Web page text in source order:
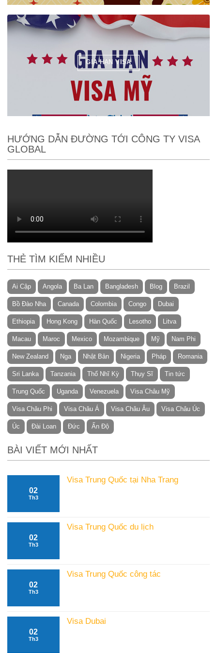
GIA HẠN VISA
HƯỚNG DẪN ĐƯỜNG TỚI CÔNG TY VISA
GLOBAL
THẺ TÌM KIẾM NHIỀU
Ai Cập Angola Ba Lan Bangladesh Blog Brazil
Bồ Đào Nha Canada Colombia Congo Dubai
Ethiopia Hong Kong Hàn Quốc Lesotho Litva
Macau Maroc Mexico Mozambique Mỹ Nam Phi
New Zealand Nga Nhật Bản Nigeria Pháp Romania
Sri Lanka Tanzania Thổ Nhĩ Kỳ Thụy Sĩ Tin tức
Trung Quốc Uganda Venezuela Visa Châu Mỹ
Visa Châu Phi Visa Châu Á Visa Châu Âu Visa Châu Úc
Úc Đài Loan Đức Ấn Độ
BÀI VIẾT MỚI NHẤT
02
Th3
Visa Trung Quốc tại Nha Trang
ở
tại
Nha
02
Th3
Visa Trung Quốc du lịch
ở
du
lịch
02
Th3
Visa Trung Quốc công tác
ở
02
Th3
Visa Dubai